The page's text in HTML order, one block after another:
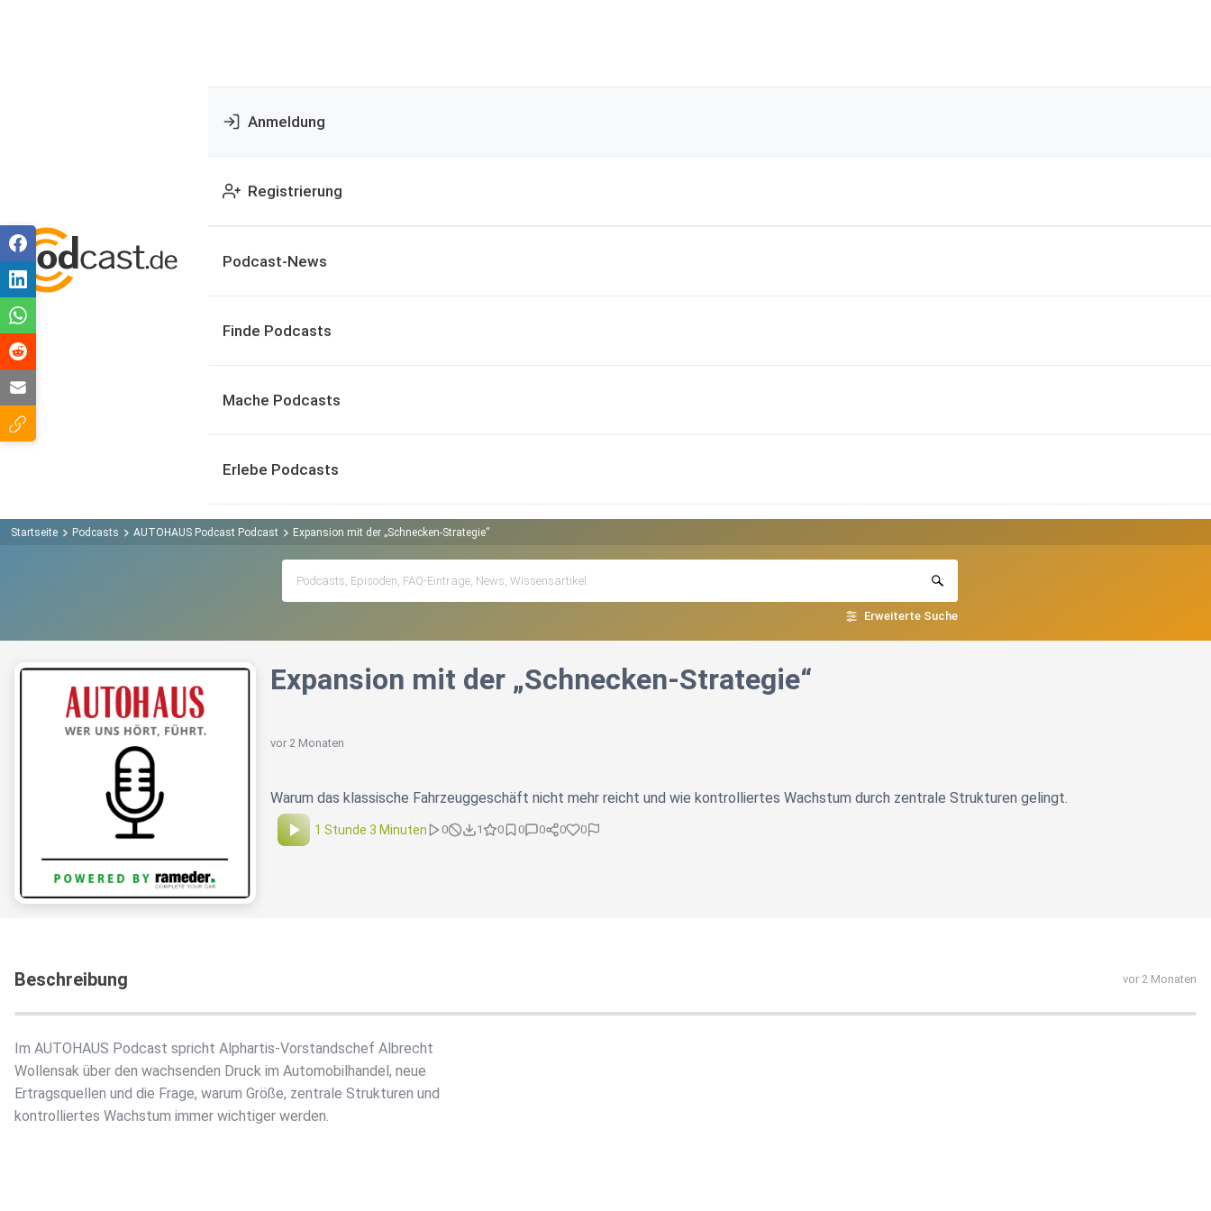
Anmeldung
Registrierung
Podcast-News
Finde Podcasts
Mache Podcasts
Erlebe Podcasts
Startseite Podcasts AUTOHAUS Podcast Podcast Expansion mit der „Schnecken-Strategie“
Erweiterte Suche
Expansion mit der „Schnecken-Strategie“
vor 2 Monaten
Warum das klassische Fahrzeuggeschäft nicht mehr reicht und wie kontrolliertes Wachstum durch zentrale Strukturen gelingt.
1 Stunde 3 Minuten 0 1 0 0 0 0 0
Beschreibung vor 2 Monaten
Im AUTOHAUS Podcast spricht Alphartis-Vorstandschef Albrecht
Wollensak über den wachsenden Druck im Automobilhandel, neue
Ertragsquellen und die Frage, warum Größe, zentrale Strukturen und
kontrolliertes Wachstum immer wichtiger werden.